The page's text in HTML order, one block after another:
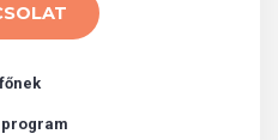
program